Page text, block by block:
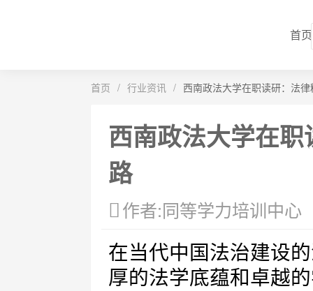
首页
首页 / 行业资讯 / 西南政法大学在职读研：法
西南政法大学在
路
作者:同等学力培训中心
在当代中国法治建设
厚的法学底蕴和卓越